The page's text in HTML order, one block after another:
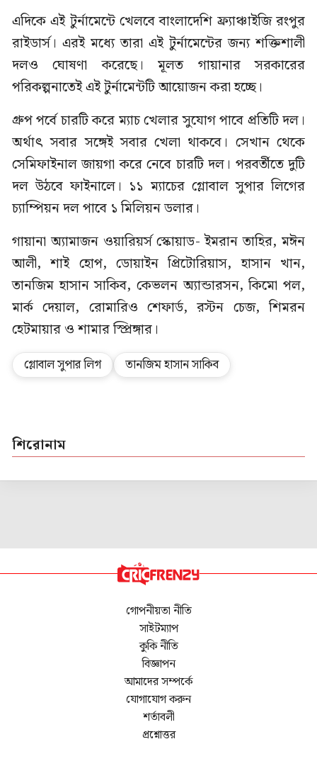
এদিকে এই টুর্নামেন্টে খেলবে বাংলাদেশি ফ্র্যাঞ্চাইজি রংপুর
রাইডার্স। এরই মধ্যে তারা এই টুর্নামেন্টের জন্য শক্তিশালী
দলও ঘোষণা করেছে। মূলত গায়ানার সরকারের
পরিকল্পনাতেই এই টুর্নামেন্টটি আয়োজন করা হচ্ছে।
গ্রুপ পর্বে চারটি করে ম্যাচ খেলার সুযোগ পাবে প্রতিটি দল।
অর্থাৎ সবার সঙ্গেই সবার খেলা থাকবে। সেখান থেকে
সেমিফাইনাল জায়গা করে নেবে চারটি দল। পরবর্তীতে দুটি
দল উঠবে ফাইনালে। ১১ ম্যাচের গ্লোবাল সুপার লিগের
চ্যাম্পিয়ন দল পাবে ১ মিলিয়ন ডলার।
গায়ানা অ্যামাজন ওয়ারিয়র্স স্কোয়াড- ইমরান তাহির, মঈন
আলী, শাই হোপ, ডোয়াইন প্রিটোরিয়াস, হাসান খান,
তানজিম হাসান সাকিব, কেভলন অ্যান্ডারসন, কিমো পল,
মার্ক দেয়াল, রোমারিও শেফার্ড, রস্টন চেজ, শিমরন
হেটমায়ার ও শামার স্প্রিঙ্গার।
গ্লোবাল সুপার লিগ তানজিম হাসান সাকিব
শিরোনাম
গোপনীয়তা নীতি
সাইটম্যাপ
কুকি নীতি
বিজ্ঞাপন
আমাদের সম্পর্কে
যোগাযোগ করুন
শর্তাবলী
প্রশ্নোত্তর